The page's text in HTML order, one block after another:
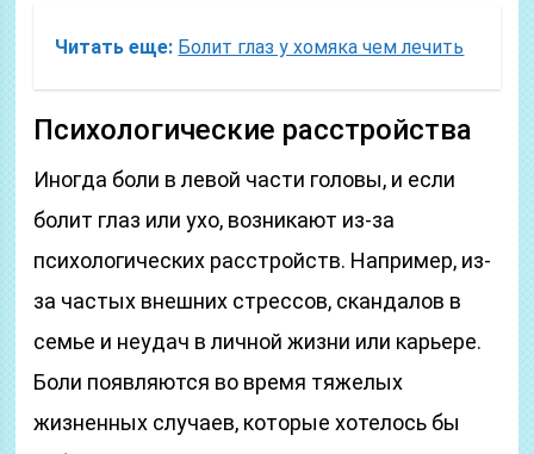
Читать еще: Болит глаз у хомяка чем лечить
Психологические расстройства
Иногда боли в левой части головы, и если
болит глаз или ухо, возникают из-за
психологических расстройств. Например, из-
за частых внешних стрессов, скандалов в
семье и неудач в личной жизни или карьере.
Боли появляются во время тяжелых
жизненных случаев, которые хотелось бы